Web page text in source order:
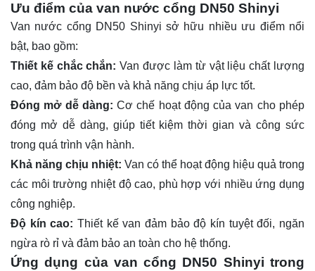
Ưu điểm của van nước cổng DN50 Shinyi
Van nước cổng DN50 Shinyi sở hữu nhiều ưu điểm nổi
bật, bao gồm:
Thiết kế chắc chắn: Van được làm từ vật liệu chất lượng
cao, đảm bảo độ bền và khả năng chịu áp lực tốt.
Đóng mở dễ dàng: Cơ chế hoạt động của van cho phép
đóng mở dễ dàng, giúp tiết kiệm thời gian và công sức
trong quá trình vận hành.
Khả năng chịu nhiệt: Van có thể hoạt động hiệu quả trong
các môi trường nhiệt độ cao, phù hợp với nhiều ứng dụng
công nghiệp.
Độ kín cao: Thiết kế van đảm bảo độ kín tuyệt đối, ngăn
ngừa rò rỉ và đảm bảo an toàn cho hệ thống.
Ứng dụng của van cổng DN50 Shinyi trong